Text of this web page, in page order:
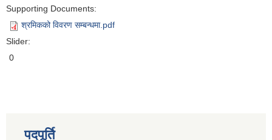
Supporting Documents:
श्रमिकको विवरण सम्बन्धमा.pdf
Slider:
0
पदपूर्ति